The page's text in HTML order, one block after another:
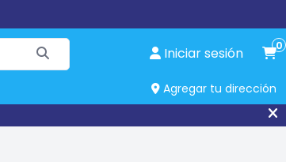
Iniciar sesión 0
Agregar tu dirección